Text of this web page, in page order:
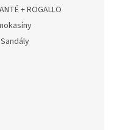
+ ROGALLO